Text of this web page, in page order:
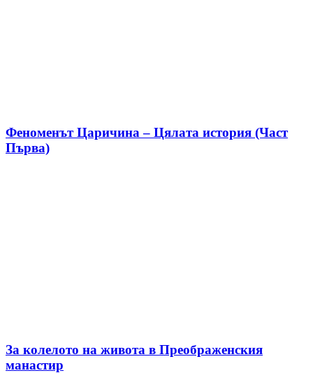
Феноменът Царичина – Цялата история (Част
Първа)
За колелото на живота в Преображенския
манастир